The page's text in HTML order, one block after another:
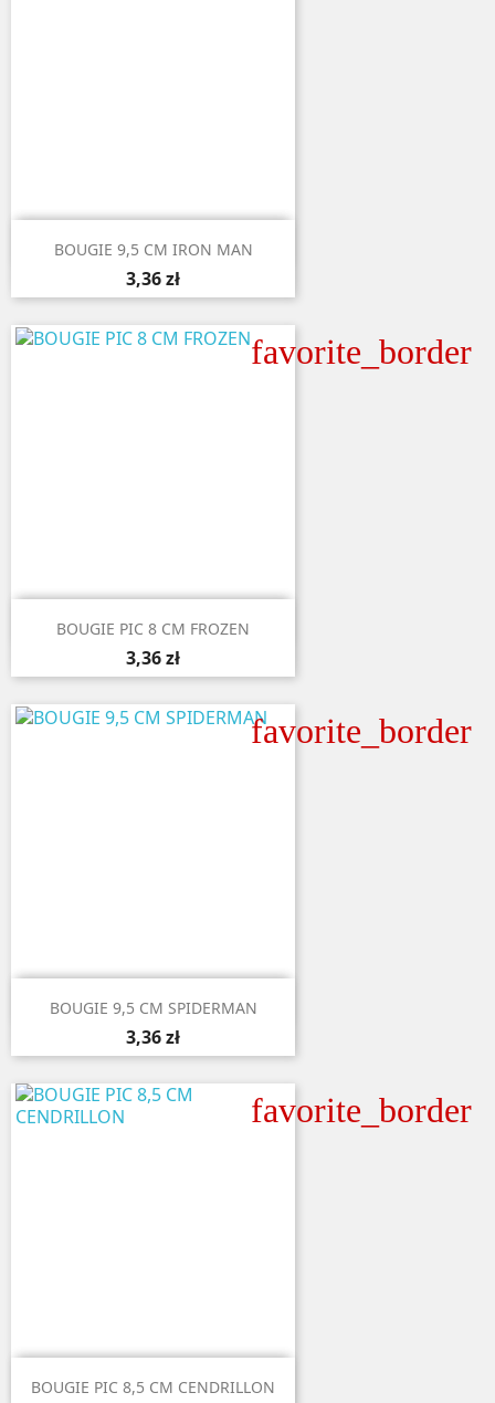
 Aperçu rapide
BOUGIE 9,5 CM IRON MAN
3,36 zł
favorite_border
 Aperçu rapide
BOUGIE PIC 8 CM FROZEN
3,36 zł
favorite_border
 Aperçu rapide
BOUGIE 9,5 CM SPIDERMAN
3,36 zł
favorite_border
 Aperçu rapide
BOUGIE PIC 8,5 CM CENDRILLON